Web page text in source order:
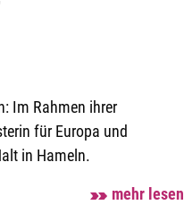
Im Rahmen ihrer
für Europa und
in Hameln.
mehr lesen